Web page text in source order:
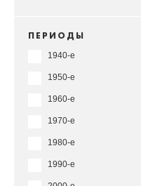
ПЕРИОДЫ
1940-е
1950-е
1960-е
1970-е
1980-е
1990-е